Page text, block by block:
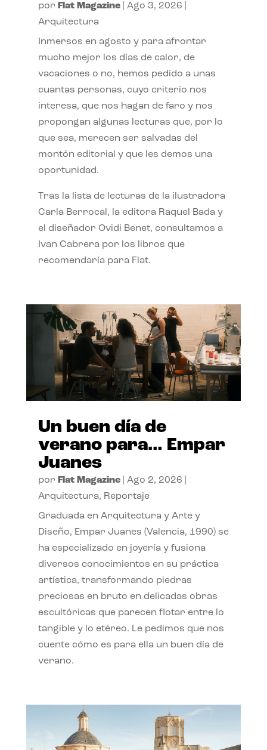
por Flat Magazine| Ago 3, 2026
Arquitectura
Inmersos en agosto y para afrontar
mucho mejor los días de calor, de
vacaciones o no, hemos pedido a unas
cuantas personas, cuyo criterio nos
interesa, que nos hagan de faro y nos
propongan algunas lecturas que, por lo
que sea, merecen ser salvadas del
montón editorial y que les demos una
oportunidad.
Tras la lista de lecturas de la ilustradora
Carla Berrocal, la editora Raquel Bada y
el diseñador Ovidi Benet, consultamos a
Ivan Cabrera por los libros que
recomendaría para Flat.
Un buen día de
verano para… Empar
Juanes
por Flat Magazine| Ago 2, 2026
Arquitectura, Reportaje
Graduada en Arquitectura y Arte y
Diseño, Empar Juanes (Valencia, 1990) se
ha especializado en joyería y fusiona
diversos conocimientos en su práctica
artística, transformando piedras
preciosas en bruto en delicadas obras
escultóricas que parecen flotar entre lo
tangible y lo etéreo. Le pedimos que nos
cuente cómo es para ella un buen día de
verano.